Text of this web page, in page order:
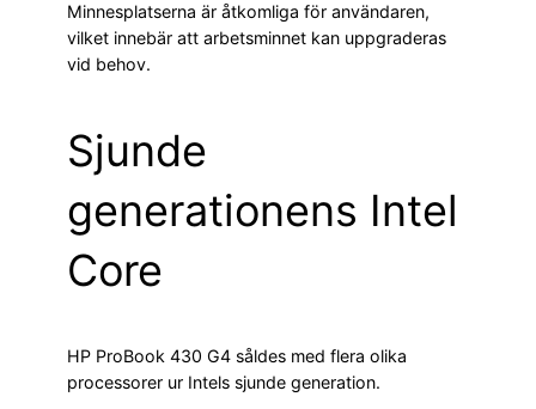
Minnesplatserna är åtkomliga för användaren,
vilket innebär att arbetsminnet kan uppgraderas
vid behov.
Sjunde
generationens Intel
Core
HP ProBook 430 G4 såldes med flera olika
processorer ur Intels sjunde generation.